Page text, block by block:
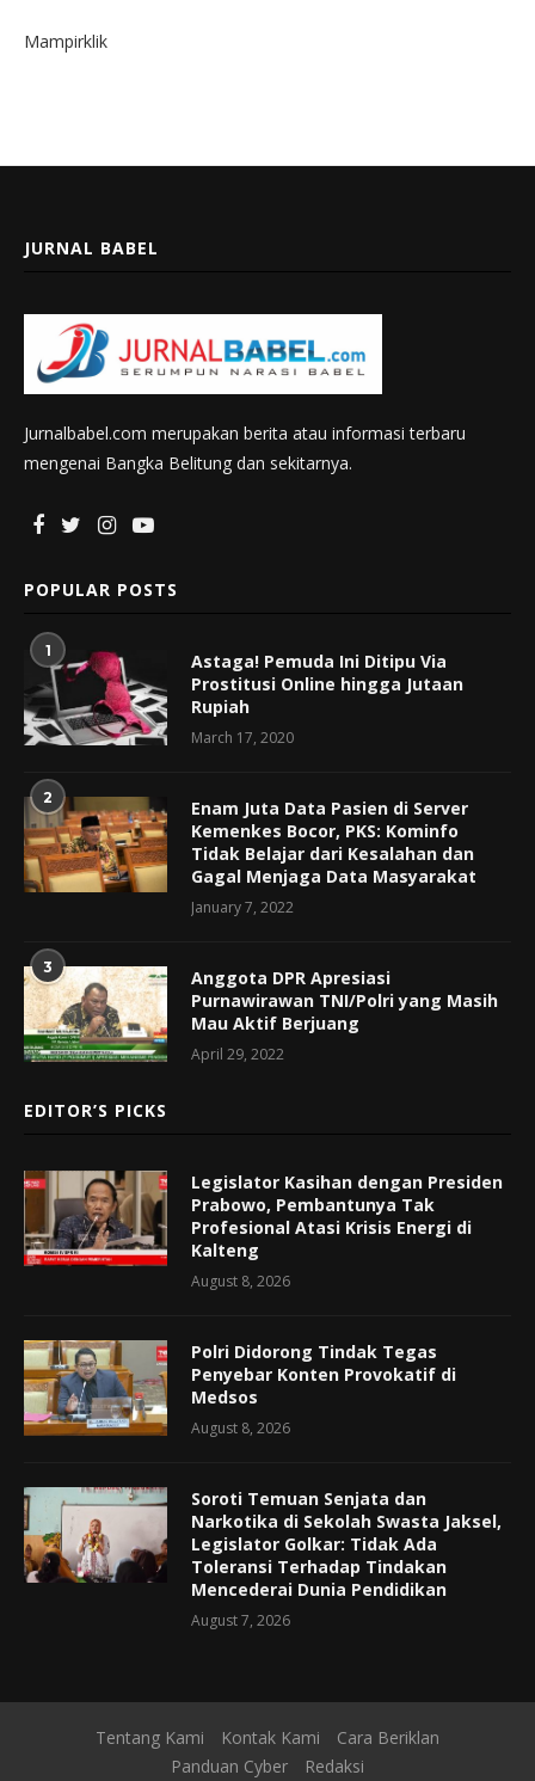
Mampirklik
JURNAL BABEL
Jurnalbabel.com merupakan berita atau informasi terbaru
mengenai Bangka Belitung dan sekitarnya.
POPULAR POSTS
1
Astaga! Pemuda Ini Ditipu Via
Prostitusi Online hingga Jutaan
Rupiah
March 17, 2020
2
Enam Juta Data Pasien di Server
Kemenkes Bocor, PKS: Kominfo
Tidak Belajar dari Kesalahan dan
Gagal Menjaga Data Masyarakat
January 7, 2022
3
Anggota DPR Apresiasi
Purnawirawan TNI/Polri yang Masih
Mau Aktif Berjuang
April 29, 2022
EDITOR’S PICKS
Legislator Kasihan dengan Presiden
Prabowo, Pembantunya Tak
Profesional Atasi Krisis Energi di
Kalteng
August 8, 2026
Polri Didorong Tindak Tegas
Penyebar Konten Provokatif di
Medsos
August 8, 2026
Soroti Temuan Senjata dan
Narkotika di Sekolah Swasta Jaksel,
Legislator Golkar: Tidak Ada
Toleransi Terhadap Tindakan
Mencederai Dunia Pendidikan
August 7, 2026
Tentang Kami Kontak Kami
Cara Beriklan
Panduan Cyber
Redaksi